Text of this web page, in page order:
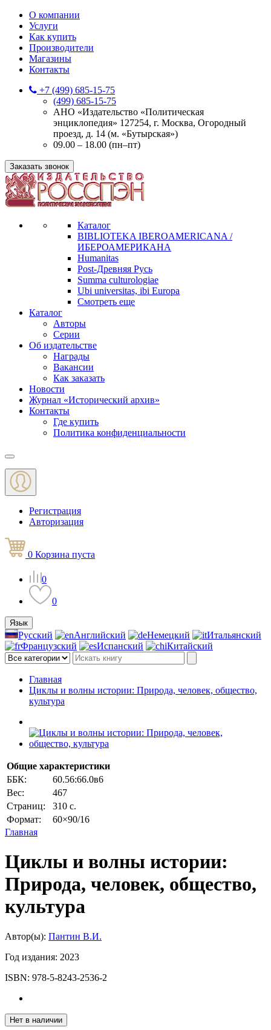
О компании
Услуги
Как купить
Производители
Магазины
Контакты
+7 (499) 685-15-75
(499) 685-15-75
АНО «Издательство «Политическая
энциклопедия» 127254, г. Москва, Огородный
проезд, д. 14 (м. «Бутырская»)
09.00 – 18.00 (пн–пт)
Заказать звонок
Каталог
BIBLIOTEKA IBEROAMERICANA /
ИБЕРОАМЕРИКАНА
Humanitas
Post-Древняя Русь
Summa culturologiae
Ubi universitas, ibi Europa
Смотреть еще
Каталог
Авторы
Серии
Об издательстве
Награды
Вакансии
Как заказать
Новости
Журнал «Исторический архив»‎
Контакты
Где купить
Политика конфиденциальности
Меню
Регистрация
Авторизация
0 Корзина пуста
0
0
Язык
Русский Английский Немецкий
Итальянский
Французский
Испанский Китайский
Главная
Циклы и волны истории: Природа, человек, общество,
культура
Общие характеристики
ББК:
60.56:66.0в6
Вес:
467
Страниц:
310 с.
Формат:
60×90/16
Главная
Циклы и волны истории:
Природа, человек, общество,
культура
Автор(ы): Пантин В.И.
Год издания: 2023
ISBN: 978-5-8243-2536-2
Нет в наличии